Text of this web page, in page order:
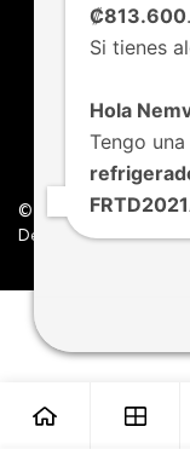
© Nemvo. Todos los
Design by Nemvo
₡813.600.
Si tienes
Hola
Tengo